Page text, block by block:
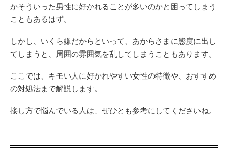
かそういった男性に好かれることが多いのかと困ってしまう
こともあるはず。
しかし、いくら嫌だからといって、あからさまに態度に出し
てしまうと、周囲の雰囲気を乱してしまうこともあります。
ここでは、キモい人に好かれやすい女性の特徴や、おすすめ
の対処法まで解説します。
接し方で悩んでいる人は、ぜひとも参考にしてくださいね。